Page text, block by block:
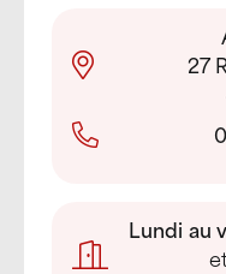
27
Lundi au